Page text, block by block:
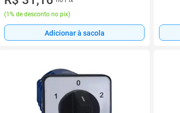
(1% de desconto no pix)
Adicionar à sacola